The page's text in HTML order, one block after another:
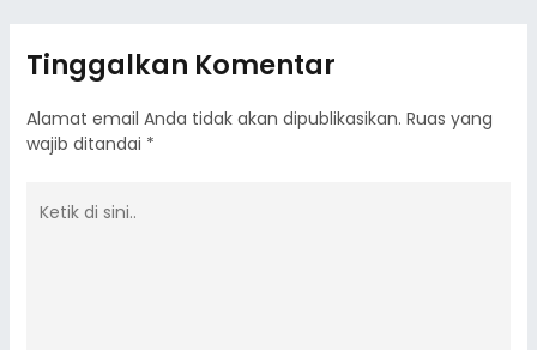
Tinggalkan Komentar
Alamat email Anda tidak akan dipublikasikan. Ruas yang
wajib ditandai *
di